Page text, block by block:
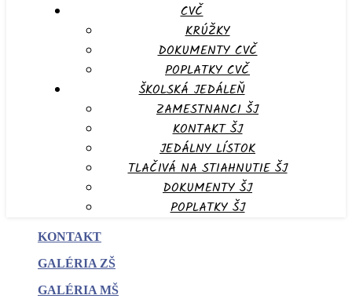
CVČ
KRÚŽKY
DOKUMENTY CVČ
POPLATKY CVČ
ŠKOLSKÁ JEDÁLEŇ
ZAMESTNANCI ŠJ
KONTAKT ŠJ
JEDÁLNY LÍSTOK
TLAČIVÁ NA STIAHNUTIE ŠJ
DOKUMENTY ŠJ
POPLATKY ŠJ
KONTAKT
GALÉRIA ZŠ
GALÉRIA MŠ